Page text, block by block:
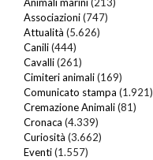
Associazioni(747)
Attualità (5.626)
Canili(444)
Cavalli(261)
Cimiteri animali(169)
Comunicato stampa (1.921)
Cremazione Animali(81)
Cronaca (4.339)
Curiosità (3.662)
Eventi(1.557)